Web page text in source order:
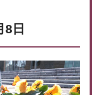
日